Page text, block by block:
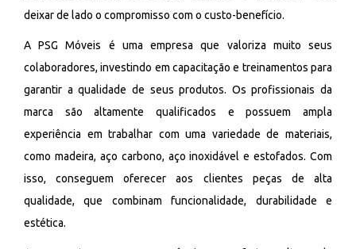
deixar de lado o compromisso com o custo-benefício.
A PSG Móveis é uma empresa que valoriza muito seus
colaboradores, investindo em capacitação e treinamentos para
garantir a qualidade de seus produtos. Os profissionais da
marca são altamente qualificados e possuem ampla
experiência em trabalhar com uma variedade de materiais,
como madeira, aço carbono, aço inoxidável e estofados. Com
isso, conseguem oferecer aos clientes peças de alta
qualidade, que combinam funcionalidade, durabilidade e
estética.